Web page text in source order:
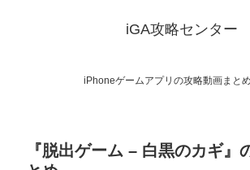
iGA攻略センター
iPhoneゲームアプリの攻略動画まと
『脱出ゲーム – 白黒のカギ』